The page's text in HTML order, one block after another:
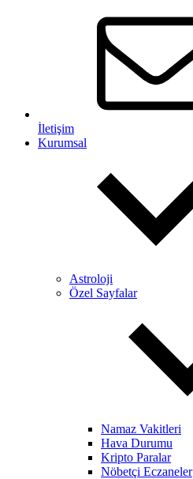
İletişim
Kurumsal
Astroloji
Özel Sayfalar
Namaz Vakitleri
Hava Durumu
Kripto Paralar
Nöbetçi Eczaneler